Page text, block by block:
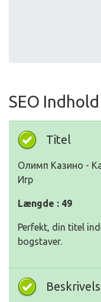
SEO Indhold
Titel
Олимп Казино -
Игр
Længde : 49
Perfekt, din titel
bogstaver.